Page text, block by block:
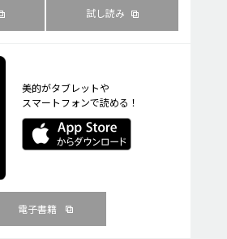
試し読み
美的がタブレットや
スマートフォンで読める！
電子書籍